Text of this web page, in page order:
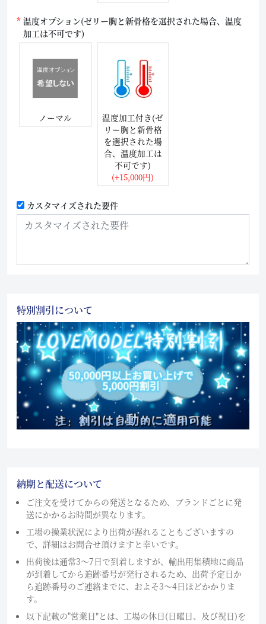
温度オプション(ゼリー胸と新骨格を選択された場合、温度
加工は不可です)
ノーマル
温度加工付き(ゼ
リー胸と新骨格
を選択された場
合、温度加工は
不可です)
(+15,000円)
カスタマイズされた要件
特別割引について
納期と配送について
ご注文を受けてからの発送となるため、ブランドごとに発
送にかかるお時間が異なります。
工場の操業状況により出荷が遅れることもございますの
で、詳細はお問合せ頂けますと幸いです。
出荷後は通常3～7日で到着しますが、輸出用集積地に商品
が到着してから追跡番号が発行されるため、出荷予定日か
ら追跡番号のご連絡までに、およそ3〜4日ほどかかりま
す。
以下記載の"営業日"とは、工場の休日(日曜日、及び祝日)を